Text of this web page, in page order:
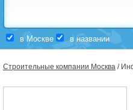
в Москве в названии
Строительные компании Москва /